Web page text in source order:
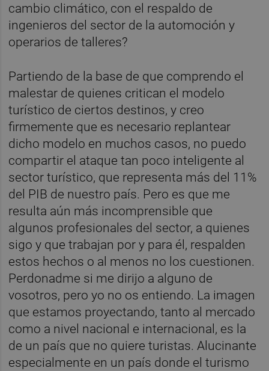
cambio climático, con el respaldo de
ingenieros del sector de la automoción y
operarios de talleres?
Partiendo de la base de que comprendo el
malestar de quienes critican el modelo
turístico de ciertos destinos, y creo
firmemente que es necesario replantear
dicho modelo en muchos casos, no puedo
compartir el ataque tan poco inteligente al
sector turístico, que representa más del 11%
del PIB de nuestro país. Pero es que me
resulta aún más incomprensible que
algunos profesionales del sector, a quienes
sigo y que trabajan por y para él, respalden
estos hechos o al menos no los cuestionen.
Perdonadme si me dirijo a alguno de
vosotros, pero yo no os entiendo. La imagen
que estamos proyectando, tanto al mercado
como a nivel nacional e internacional, es la
de un país que no quiere turistas. Alucinante
especialmente en un país donde el turismo